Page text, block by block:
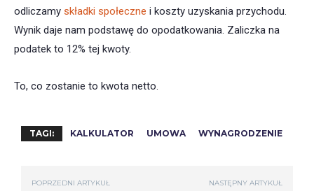
odliczamy składki społeczne i koszty uzyskania przychodu.
Wynik daje nam podstawę do opodatkowania. Zaliczka na
podatek to 12% tej kwoty.
To, co zostanie to kwota netto.
TAGI: KALKULATOR UMOWA WYNAGRODZENIE
POPRZEDNI ARTYKUŁ NASTĘPNY ARTYKUŁ